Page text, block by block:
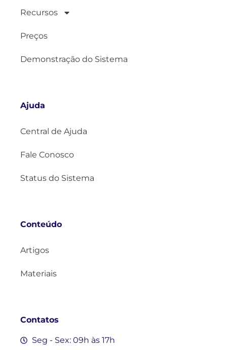
Recursos
Preços
Demonstração do Sistema
Ajuda
Central de Ajuda
Fale Conosco
Status do Sistema
Conteúdo
Artigos
Materiais
Contatos
Seg - Sex: 09h às 17h